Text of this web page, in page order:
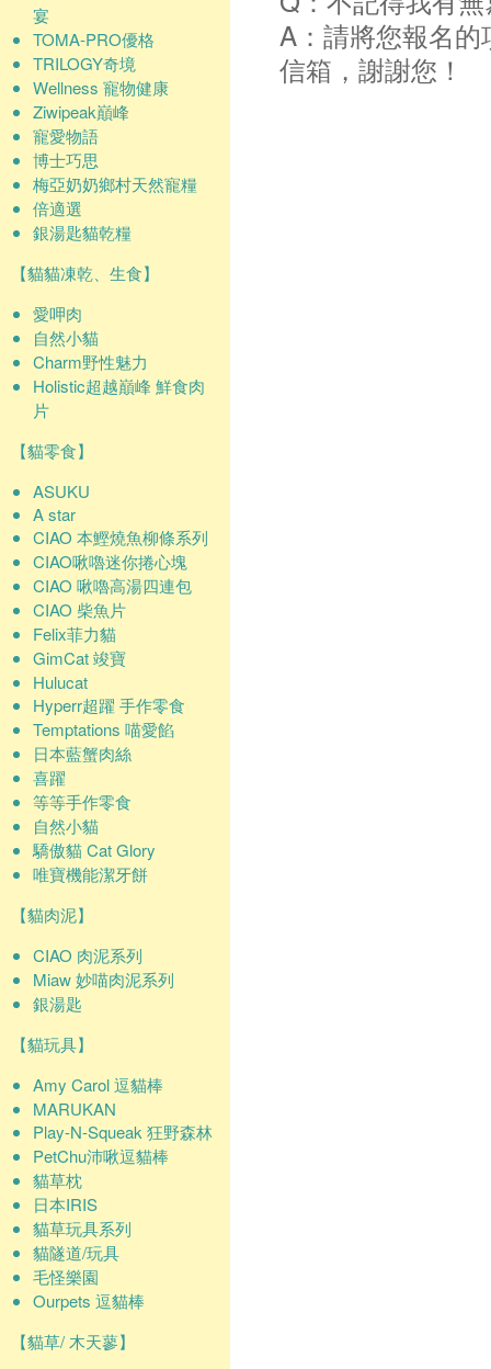
宴
TOMA-PRO優格
TRILOGY奇境
Wellness 寵物健康
Ziwipeak巔峰
寵愛物語
博士巧思
梅亞奶奶鄉村天然寵糧
倍適選
銀湯匙貓乾糧
【貓貓凍乾、生食】
愛呷肉
自然小貓
Charm野性魅力
Holistic超越巔峰 鮮食肉
片
【貓零食】
ASUKU
A star
CIAO 本鰹燒魚柳條系列
CIAO啾嚕迷你捲心塊
CIAO 啾嚕高湯四連包
CIAO 柴魚片
Felix菲力貓
GimCat 竣寶
Hulucat
Hyperr超躍 手作零食
Temptations 喵愛餡
日本藍蟹肉絲
喜躍
等等手作零食
自然小貓
驕傲貓 Cat Glory
唯寶機能潔牙餅
【貓肉泥】
CIAO 肉泥系列
Miaw 妙喵肉泥系列
銀湯匙
【貓玩具】
Amy Carol 逗貓棒
MARUKAN
Play-N-Squeak 狂野森林
PetChu沛啾逗貓棒
貓草枕
日本IRIS
貓草玩具系列
貓隧道/玩具
毛怪樂園
Ourpets 逗貓棒
【貓草/ 木天蓼】
A：請將您報名
信箱，謝謝您！